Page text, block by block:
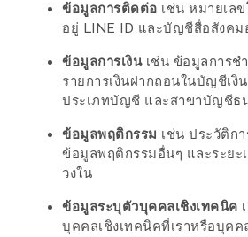
ค้า
แม่ค้า
สวย
รวย
เสน่ห์
เชียงใหม่
ข้อมูลการติดต่อ เช่น หมายเล
อยู่ LINE ID และบัญชีสื่อสังคม
ข้อมูลการเงินเช่น ข้อมูลการช
รายการเงินฝากถอนในบัญชีเ
ประเภทบัญชี และสาขาบัญชีธ
ข้อมูลพฤติกรรม เช่น ประวัติก
ข้อมูลพฤติกรรมอื่นๆ และระยะ
วงใน
ข้อมูลระบุตัวบุคคลเชิงเทคนิค
บุคคลเชิงเทคนิคที่เราหรือบุคค